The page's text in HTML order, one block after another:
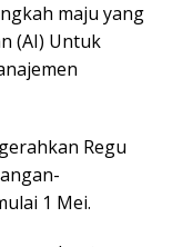
maju yang
(AI) Untuk
Regu
1 Mei.